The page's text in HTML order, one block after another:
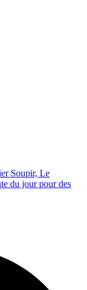
Soupir, Le
du jour pour des